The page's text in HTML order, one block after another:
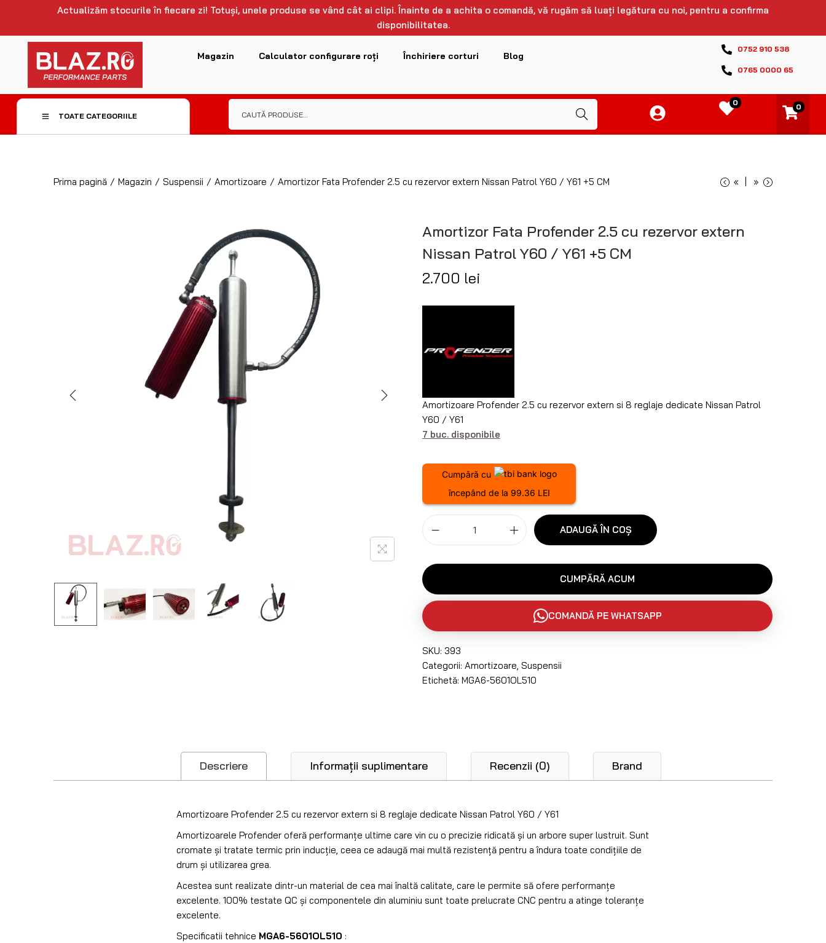
Actualizăm stocurile în fiecare zi! Totuși, unele produse se vând cât ai clipi. Înainte de a achita o comandă, vă rugăm să luați legătura cu noi, pentru a confirma
disponibilitatea.
Magazin Calculator configurare roți Închiriere corturi Blog
0752 910 538
0765 0000 65
TOATE CATEGORIILE Caută
0 0
Prima pagină / Magazin / Suspensii / Amortizoare / Amortizor Fata Profender 2.5 cu rezervor extern Nissan Patrol Y60 / Y61 +5 CM « »
Amortizor Fata Profender 2.5 cu rezervor extern
Nissan Patrol Y60 / Y61 +5 CM
2.700 lei
Amortizoare Profender 2.5 cu rezervor extern si 8 reglaje dedicate Nissan Patrol
Y60 / Y61
7 buc. disponibile
Cumpără cu
începând de la 99.36 LEI
ADAUGĂ ÎN COȘ
CUMPĂRĂ ACUM
COMANDĂ PE WHATSAPP
SKU: 393
Categorii: Amortizoare, Suspensii
Etichetă: MGA6-5601OL510
Descriere Informații suplimentare Recenzii (0) Brand
Amortizoare Profender 2.5 cu rezervor extern si 8 reglaje dedicate Nissan Patrol Y60 / Y61
Amortizoarele Profender oferă performanțe ultime care vin cu o precizie ridicată și un arbore super lustruit. Sunt
cromate și tratate termic prin inducție, ceea ce adaugă mai multă rezistență pentru a îndura toate condițiile de
drum și utilizarea grea.
Acestea sunt realizate dintr-un material de cea mai înaltă calitate, care le permite să ofere performanțe
excelente. 100% testate QC și componentele din aluminiu sunt toate prelucrate CNC pentru a atinge toleranțe
excelente.
Specificatii tehnice MGA6-5601OL510 :